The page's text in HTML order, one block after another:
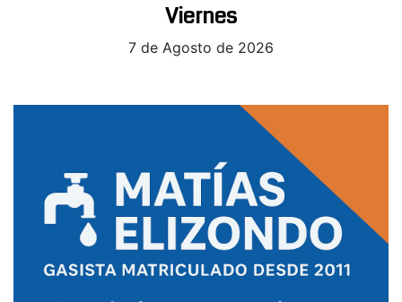
Viernes
7 de Agosto de 2026